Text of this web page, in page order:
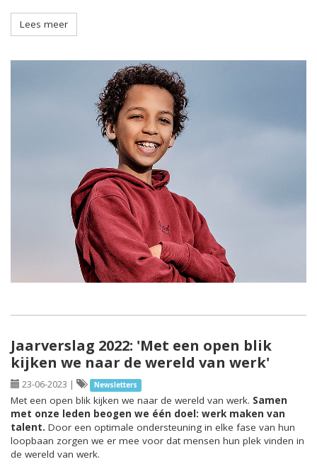
Lees meer
Jaarverslag 2022: 'Met een open blik
kijken we naar de wereld van werk'
23-06-2023 | Newsletters
Met een open blik kijken we naar de wereld van werk. Samen
met onze leden beogen we één doel: werk maken van
talent. Door een optimale ondersteuning in elke fase van hun
loopbaan zorgen we er mee voor dat mensen hun plek vinden in
de wereld van werk.